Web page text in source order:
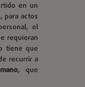
en un
para actos
el
requieran
tiene que
recurrir a
, que